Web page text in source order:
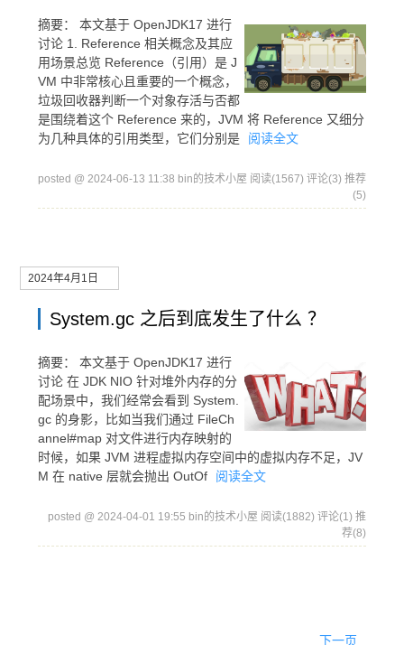
摘要： 本文基于 OpenJDK17 进行
讨论 1. Reference 相关概念及其应
用场景总览 Reference（引用）是 J
VM 中非常核心且重要的一个概念，
垃圾回收器判断一个对象存活与否都
是围绕着这个 Reference 来的，JVM 将 Reference 又细分
为几种具体的引用类型，它们分别是
阅读全文
posted @ 2024-06-13 11:38 bin的技术小屋 阅读(1567) 评论(3) 推荐
(5)
2024年4月1日
System.gc 之后到底发生了什么 ？
摘要： 本文基于 OpenJDK17 进行
讨论 在 JDK NIO 针对堆外内存的分
配场景中，我们经常会看到 System.
gc 的身影，比如当我们通过 FileCh
annel#map 对文件进行内存映射的
时候，如果 JVM 进程虚拟内存空间中的虚拟内存不足，JV
M 在 native 层就会抛出 OutOf
阅读全文
posted @ 2024-04-01 19:55 bin的技术小屋 阅读(1882) 评论(1) 推
荐(8)
下一页